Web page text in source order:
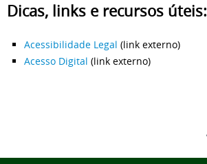
Dicas, links e recursos úteis:
Acessibilidade Legal (link externo)
Acesso Digital (link externo)